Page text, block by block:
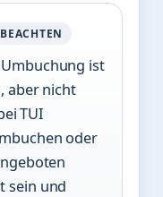
ist
aber nicht
TUI
oder
sein und